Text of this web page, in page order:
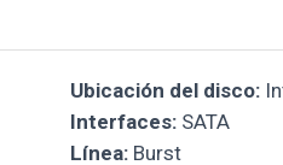
Ubicación del disco:
Interfaces:SATA
Línea:Burst